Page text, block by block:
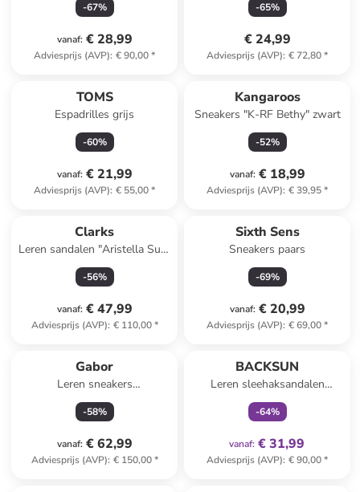
-67%
vanaf: € 28,99
Adviesprijs (AVP): € 90,00*
-65%
€ 24,99
Adviesprijs (AVP): € 72,80*
TOMS
Espadrilles grijs
-60%
vanaf: € 21,99
Adviesprijs (AVP): € 55,00*
Kangaroos
Sneakers "K-RF Bethy" zwart
-52%
vanaf: € 18,99
Adviesprijs (AVP): € 39,95*
Clarks
Leren sandalen "Aristella Sun"
crème
-56%
vanaf: € 47,99
Adviesprijs (AVP): € 110,00*
Sixth Sens
Sneakers paars
-69%
vanaf: € 20,99
Adviesprijs (AVP): € 69,00*
Gabor
Leren sneakers
wit/zilverkleurig
-58%
vanaf: € 62,99
Adviesprijs (AVP): € 150,00*
BACKSUN
Leren sleehaksandalen
"Calabria" lichtbruin
-64%
vanaf: € 31,99
Adviesprijs (AVP): € 90,00*